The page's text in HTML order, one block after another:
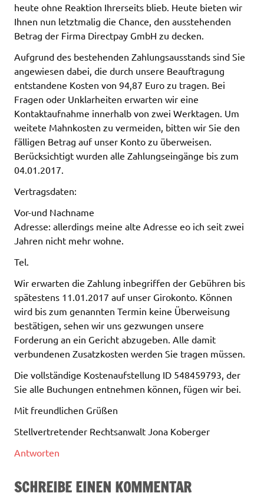
heute ohne Reaktion Ihrerseits blieb. Heute bieten wir
Ihnen nun letztmalig die Chance, den ausstehenden
Betrag der Firma Directpay GmbH zu decken.
Aufgrund des bestehenden Zahlungsausstands sind Sie
angewiesen dabei, die durch unsere Beauftragung
entstandene Kosten von 94,87 Euro zu tragen. Bei
Fragen oder Unklarheiten erwarten wir eine
Kontaktaufnahme innerhalb von zwei Werktagen. Um
weitete Mahnkosten zu vermeiden, bitten wir Sie den
fälligen Betrag auf unser Konto zu überweisen.
Berücksichtigt wurden alle Zahlungseingänge bis zum
04.01.2017.
Vertragsdaten:
Vor-und Nachname
Adresse: allerdings meine alte Adresse eo ich seit zwei
Jahren nicht mehr wohne.
Tel.
Wir erwarten die Zahlung inbegriffen der Gebühren bis
spätestens 11.01.2017 auf unser Girokonto. Können
wird bis zum genannten Termin keine Überweisung
bestätigen, sehen wir uns gezwungen unsere
Forderung an ein Gericht abzugeben. Alle damit
verbundenen Zusatzkosten werden Sie tragen müssen.
Die vollständige Kostenaufstellung ID 548459793, der
Sie alle Buchungen entnehmen können, fügen wir bei.
Mit freundlichen Grüßen
Stellvertretender Rechtsanwalt Jona Koberger
Antworten
SCHREIBE EINEN KOMMENTAR